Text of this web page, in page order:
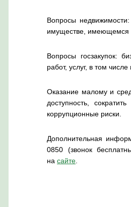
Вопросы
имуществе, имеющемся
Вопросы госзакупок:
работ, услуг, в том
Оказание малому и
доступность,
коррупционные риски.
Дополнительная
0850 (звонок
на сайте